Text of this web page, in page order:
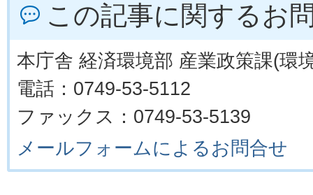
この記事に関するお
本庁舎 経済環境部 産業政策課(環
電話：0749-53-5112
ファックス：0749-53-5139
メールフォームによるお問合せ